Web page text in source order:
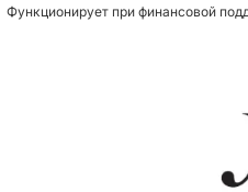
Функционирует при финансовой